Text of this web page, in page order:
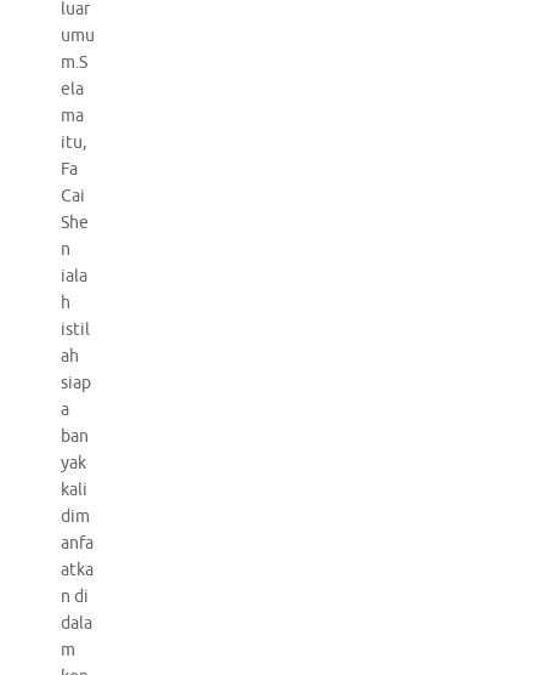
luar
umu
m.S
ela
ma
itu,
Fa
Cai
She
n
iala
h
istil
ah
siap
a
ban
yak
kali
dim
anfa
atka
n di
dala
m